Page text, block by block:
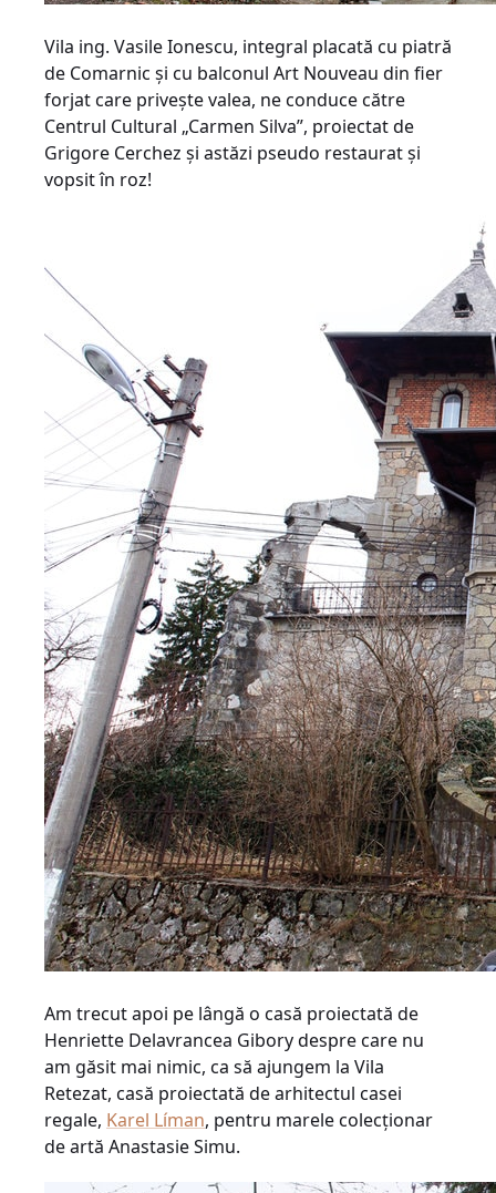
Vila ing. Vasile Ionescu, integral placată cu piatră
de Comarnic şi cu balconul Art Nouveau din fier
forjat care priveşte valea, ne conduce către
Centrul Cultural „Carmen Silva”, proiectat de
Grigore Cerchez şi astăzi pseudo restaurat şi
vopsit în roz!
Am trecut apoi pe lângă o casă proiectată de
Henriette Delavrancea Gibory despre care nu
am găsit mai nimic, ca să ajungem la Vila
Retezat, casă proiectată de arhitectul casei
regale, Karel Líman, pentru marele colecţionar
de artă Anastasie Simu.